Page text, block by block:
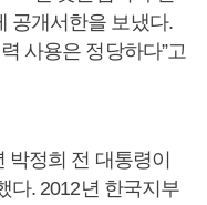
공개서한을 보냈다.
사용은 정당하다”고
정희 전 대통령이
다. 2012년 한국지부